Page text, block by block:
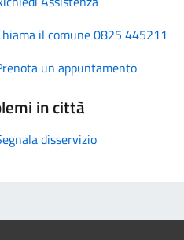
il comune 0825 445211
un appuntamento
in città
disservizio